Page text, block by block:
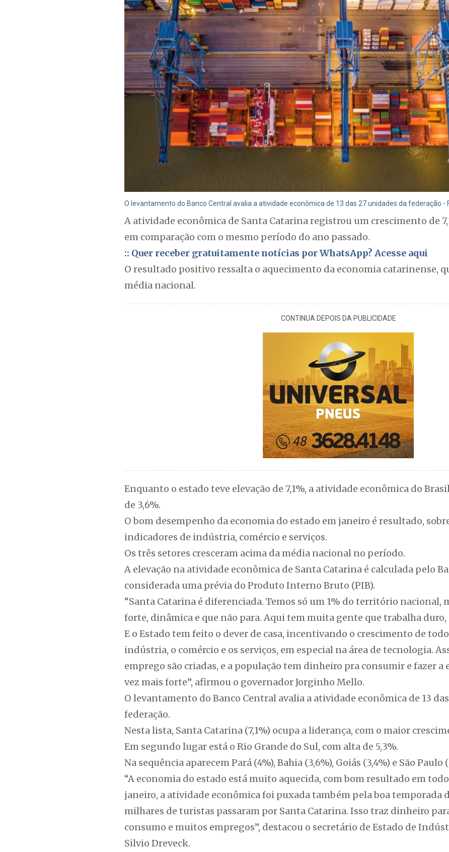
O levantamento do Banco Central avalia a atividade econômica de 13 das 27 unidades da federação -
A atividade econômica de Santa Catarina registrou um crescimento de
em comparação com o mesmo período do ano passado.
:: Quer receber gratuitamente notícias por WhatsApp? Acesse aqui
O resultado positivo ressalta o aquecimento da economia catarinense,
média nacional.
CONTINUA DEPOIS DA PUBLICIDADE
Enquanto o estado teve elevação de 7,1%, a atividade econômica do
de 3,6%.
O bom desempenho da economia do estado em janeiro é resultado,
indicadores de indústria, comércio e serviços.
Os três setores cresceram acima da média nacional no período.
A elevação na atividade econômica de Santa Catarina é calculada pelo
considerada uma prévia do Produto Interno Bruto (PIB).
“Santa Catarina é diferenciada. Temos só um 1% do território nacional,
forte, dinâmica e que não para. Aqui tem muita gente que trabalha duro,
E o Estado tem feito o dever de casa, incentivando o crescimento de
indústria, o comércio e os serviços, em especial na área de tecnologia.
emprego são criadas, e a população tem dinheiro pra consumir e fazer a
vez mais forte”, afirmou o governador Jorginho Mello.
O levantamento do Banco Central avalia a atividade econômica de 13
federação.
Nesta lista, Santa Catarina (7,1%) ocupa a liderança, com o maior
Em segundo lugar está o Rio Grande do Sul, com alta de 5,3%.
Na sequência aparecem Pará (4%), Bahia (3,6%), Goiás (3,4%) e São Paulo
“A economia do estado está muito aquecida, com bom resultado em
janeiro, a atividade econômica foi puxada também pela boa temporada
milhares de turistas passaram por Santa Catarina. Isso traz dinheiro
consumo e muitos empregos”, destacou o secretário de Estado de
Silvio Dreveck.